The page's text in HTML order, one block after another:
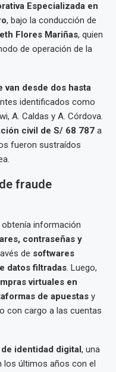
Especializada en
, bajo la conducción de
Flores Mariñas, quien
de operación de la
van desde dos hasta
identificados como
A. Caldas y A. Córdova.
civil de S/ 68 787 a
fueron sustraídos
fraude
obtenía información
contraseñas y
de softwares
datos filtradas. Luego,
virtuales en
de apuestas y
con cargo a las cuentas
identidad digital, una
los últimos años con el